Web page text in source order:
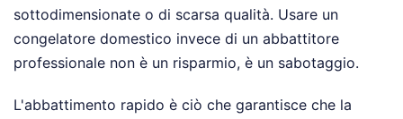
sottodimensionate o di scarsa qualità. Usare un
congelatore domestico invece di un abbattitore
professionale non è un risparmio, è un sabotaggio.
L'abbattimento rapido è ciò che garantisce che la